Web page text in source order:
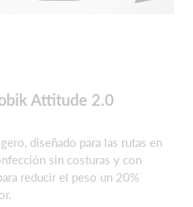
Attitude 2.0
diseñado para las rutas en
sin costuras y con
reducir el peso un 20%